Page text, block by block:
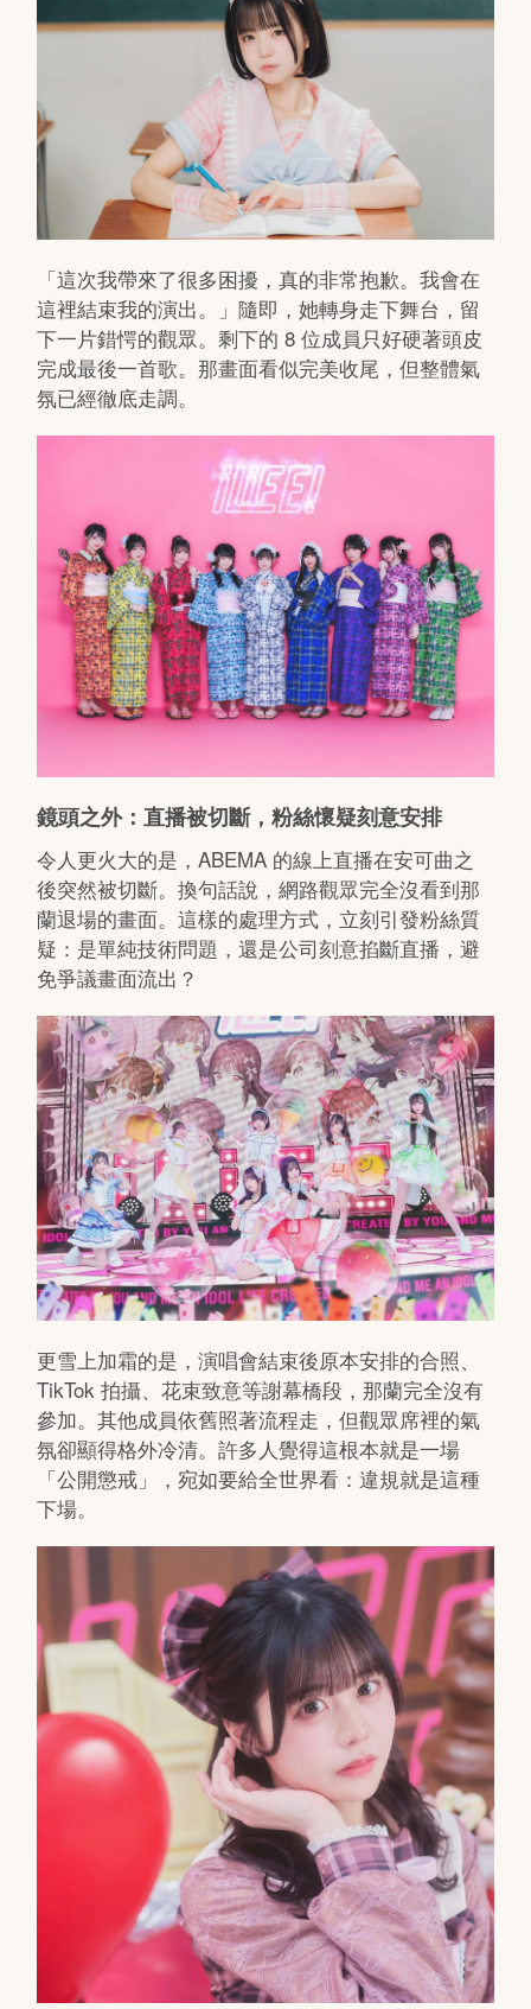
「這次我帶來了很多困擾，真的非常抱歉。我會在
這裡結束我的演出。」隨即，她轉身走下舞台，留
下一片錯愕的觀眾。剩下的 8 位成員只好硬著頭皮
完成最後一首歌。那畫面看似完美收尾，但整體氣
氛已經徹底走調。
鏡頭之外：直播被切斷，粉絲懷疑刻意安排
令人更火大的是，ABEMA 的線上直播在安可曲之
後突然被切斷。換句話說，網路觀眾完全沒看到那
蘭退場的畫面。這樣的處理方式，立刻引發粉絲質
疑：是單純技術問題，還是公司刻意掐斷直播，避
免爭議畫面流出？
更雪上加霜的是，演唱會結束後原本安排的合照、
TikTok 拍攝、花束致意等謝幕橋段，那蘭完全沒有
參加。其他成員依舊照著流程走，但觀眾席裡的氣
氛卻顯得格外冷清。許多人覺得這根本就是一場
「公開懲戒」，宛如要給全世界看：違規就是這種
下場。